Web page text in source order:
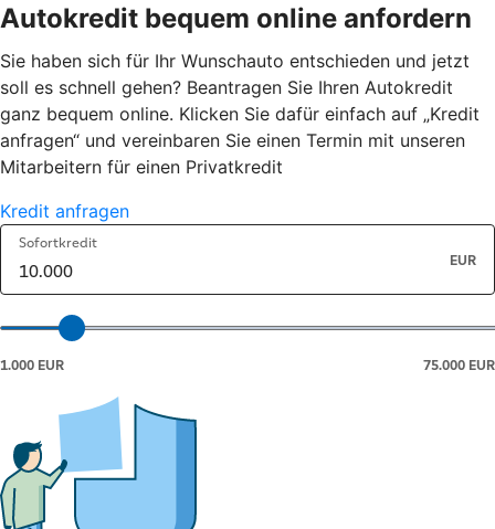
Autokredit bequem online anfordern
Sie haben sich für Ihr Wunschauto entschieden und jetzt
soll es schnell gehen? Beantragen Sie Ihren Autokredit
ganz bequem online. Klicken Sie dafür einfach auf „Kredit
anfragen“ und vereinbaren Sie einen Termin mit unseren
Mitarbeitern für einen Privatkredit
Kredit anfragen